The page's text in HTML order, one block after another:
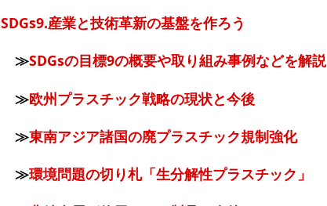
SDGs9.産業と技術革新の基盤を作ろう
≫SDGsの目標9の概要や取り組み事例などを解説
≫欧州プラスチック戦略の現状と今後
≫東南アジア諸国の廃プラスチック規制強化
≫環境問題の切り札「生分解性プラスチック」